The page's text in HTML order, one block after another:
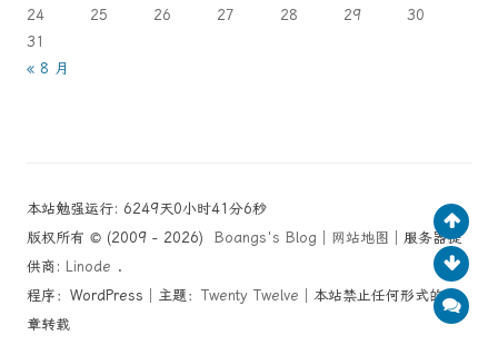
24
25 26 27 28 29
30
31
« 8 月
本站勉强运行: 6249天0小时41分6秒
版权所有 © (2009 - 2026) Boangs's Blog 网站地图
│服务器提
供商:
Linode .
程序：WordPress│主题： Twenty Twelve │本站禁止任何形式的文
章转载